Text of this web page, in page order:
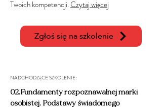
Twoich kompetencji.Czytaj więcej
Zgłoś się na szkolenie
NADCHODZĄCE SZKOLENIE:
02.Fundamenty rozpoznawalnej marki
osobistej. Podstawy świadomego